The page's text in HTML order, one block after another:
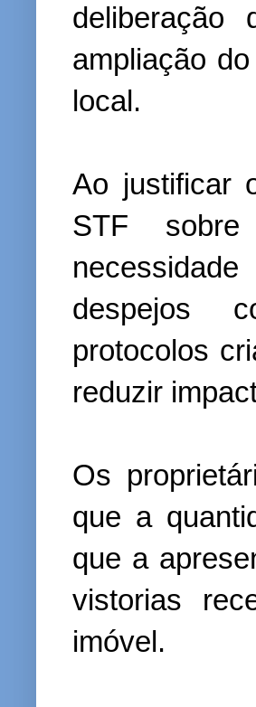
deliberação
ampliação
local.
Ao justificar
STF
despejos
protocolos
reduzir
Os
que a
que a
vistorias
imóvel.